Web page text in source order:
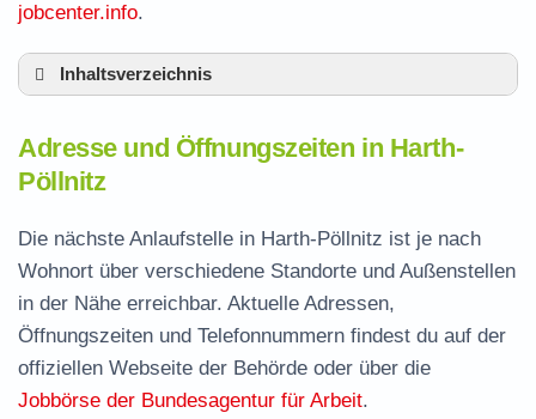
jobcenter.info.
Inhaltsverzeichnis
Leistungen der Arbeitsvermittlung in Harth-
Pöllnitz
Termin vereinbaren und Bürgergeld beantragen
Jobcenter Greiz – zuständige Stelle
Pöllnitz
Häufige Fragen rund ums Jobcenter
Adresse und Öffnungszeiten in Harth-
Pöllnitz
Die nächste Anlaufstelle in Harth-Pöllnitz ist je nach
Wohnort über verschiedene Standorte und Außenstellen
in der Nähe erreichbar. Aktuelle Adressen,
Öffnungszeiten und Telefonnummern findest du auf der
offiziellen Webseite der Behörde oder über die
Jobbörse der Bundesagentur für Arbeit.